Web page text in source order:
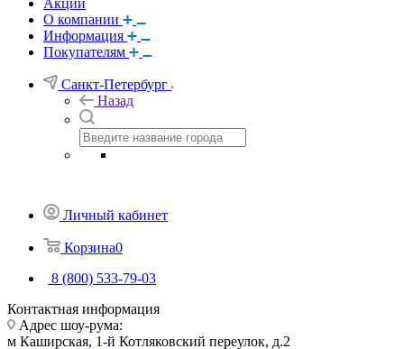
Акции
О компании
Информация
Покупателям
Санкт-Петербург
Назад
Личный кабинет
Корзина0
8 (800) 533-79-03
Контактная информация
Адрес шоу-рума:
м Каширская, 1-й Котляковский переулок, д.2